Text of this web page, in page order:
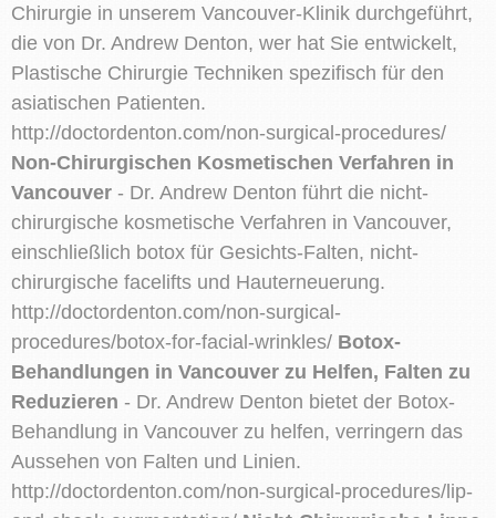
Chirurgie in unserem Vancouver-Klinik durchgeführt,
die von Dr. Andrew Denton, wer hat Sie entwickelt,
Plastische Chirurgie Techniken spezifisch für den
asiatischen Patienten.
http://doctordenton.com/non-surgical-procedures/
Non-Chirurgischen Kosmetischen Verfahren in
Vancouver - Dr. Andrew Denton führt die nicht-
chirurgische kosmetische Verfahren in Vancouver,
einschließlich botox für Gesichts-Falten, nicht-
chirurgische facelifts und Hauterneuerung.
http://doctordenton.com/non-surgical-
procedures/botox-for-facial-wrinkles/ Botox-
Behandlungen in Vancouver zu Helfen, Falten zu
Reduzieren - Dr. Andrew Denton bietet der Botox-
Behandlung in Vancouver zu helfen, verringern das
Aussehen von Falten und Linien.
http://doctordenton.com/non-surgical-procedures/lip-